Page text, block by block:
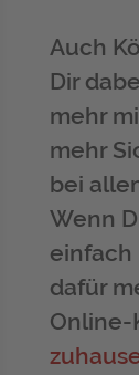
Auch
Dir
mehr
mehr
bei
Wenn
einfach
dafür
Online-